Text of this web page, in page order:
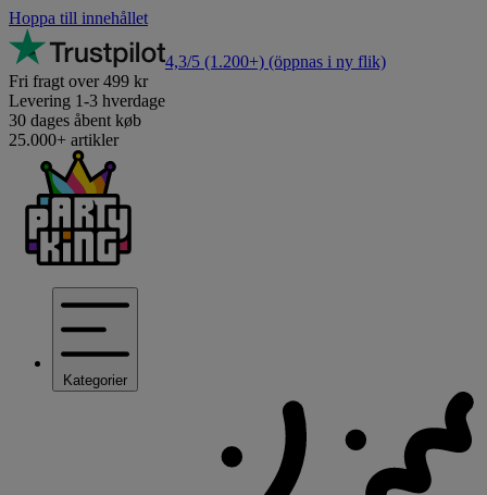
Hoppa till innehållet
4,3/5 (1.200+) (öppnas i ny flik)
Fri fragt over 499 kr
Levering 1-3 hverdage
30 dages åbent køb
25.000+ artikler
Kategorier